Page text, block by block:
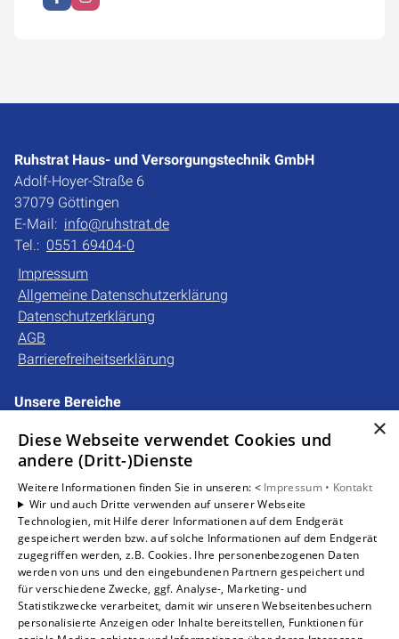
Ruhstrat Haus- und Versorgungstechnik GmbH
Adolf-Hoyer-Straße 6
37079 Göttingen
E-Mail: info@ruhstrat.de
Tel.: 0551 69404-0
Impressum
Allgemeine Datenschutzerklärung
Datenschutzerklärung
AGB
Barrierefreiheitserklärung
Unsere Bereiche
Gewerbekunden
Karriere
Unternehmen
Kontakt
Um externe HTML-Inhalte anzuzeigen, benötigen wir
Ihre Einwilligung.
Weitere Informationen finden Sie in unserer
Datenschutzerklärung.
×
Diese Webseite verwendet Cookies und
andere (Dritt-)Dienste
Weitere Informationen finden Sie in unseren: < Impressum • Kontakt
Wir und auch Dritte verwenden auf unserer Webseite
Technologien, mit Hilfe derer Informationen auf dem Endgerät
gespeichert werden bzw. auf solche Informationen auf dem Endgerät
zugegriffen werden, z.B. Cookies. Ihre personenbezogenen Daten
werden von uns und den eingebundenen Partnern gespeichert und
für verschiedene Zwecke, ggf. Analyse-, Marketing- und
Statistikzwecke verarbeitet, damit wir unseren Webseitenbesuchern
personalisierte Anzeigen oder Inhalte bereitstellen, Funktionen für